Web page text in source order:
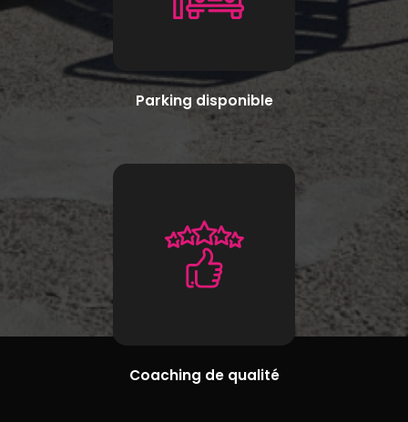
Parking disponible
Coaching de qualité